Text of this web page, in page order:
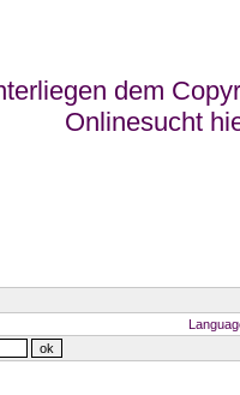
dem
Onlinesucht